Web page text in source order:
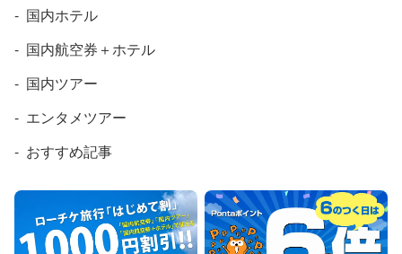
国内ホテル
国内航空券＋ホテル
国内ツアー
エンタメツアー
おすすめ記事